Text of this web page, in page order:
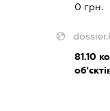
0 грн.
81.10